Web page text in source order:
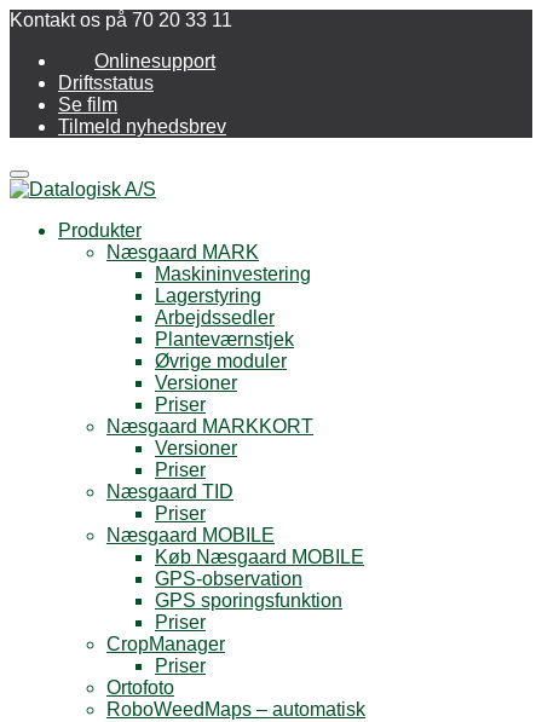
Kontakt os på 70 20 33 11
Onlinesupport
Driftsstatus
Se film
Tilmeld nyhedsbrev
Menu
Produkter
Næsgaard MARK
Maskininvestering
Lagerstyring
Arbejdssedler
Planteværnstjek
Øvrige moduler
Versioner
Priser
Næsgaard MARKKORT
Versioner
Priser
Næsgaard TID
Priser
Næsgaard MOBILE
Køb Næsgaard MOBILE
GPS-observation
GPS sporingsfunktion
Priser
CropManager
Priser
Ortofoto
RoboWeedMaps – automatisk